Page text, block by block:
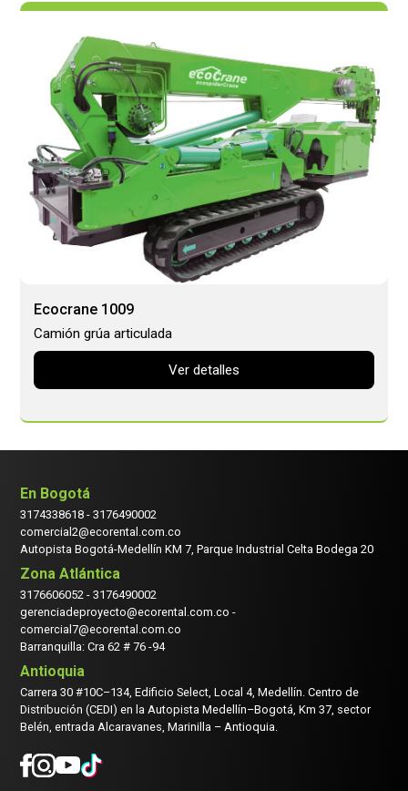
Ecocrane 1009
Camión grúa articulada
Ver detalles
En Bogotá
3174338618 -3176490002
comercial2@ecorental.com.co
Autopista Bogotá-Medellín KM 7, Parque Industrial Celta Bodega 20
Zona Atlántica
3176606052 -3176490002
gerenciadeproyecto@ecorental.com.co -
comercial7@ecorental.com.co
Barranquilla: Cra 62 # 76 -94
Antioquia
Carrera 30 #10C–134, Edificio Select, Local 4, Medellín. Centro de
Distribución (CEDI) en la Autopista Medellín–Bogotá, Km 37, sector
Belén, entrada Alcaravanes, Marinilla – Antioquia.